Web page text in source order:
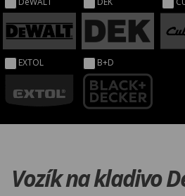
EXTOL B+D
Vozík na kladivo